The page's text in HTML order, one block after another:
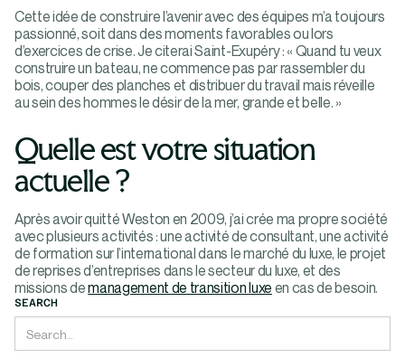
Cette idée de construire l’avenir avec des équipes m’a toujours
passionné, soit dans des moments favorables ou lors
d’exercices de crise. Je citerai Saint-Exupéry : « Quand tu veux
construire un bateau, ne commence pas par rassembler du
bois, couper des planches et distribuer du travail mais réveille
au sein des hommes le désir de la mer, grande et belle. »
Quelle est votre situation
actuelle ?
Après avoir quitté Weston en 2009, j’ai crée ma propre société
avec plusieurs activités : une activité de consultant, une activité
de formation sur l’international dans le marché du luxe, le projet
de reprises d’entreprises dans le secteur du luxe, et des
missions demanagement de transition luxe en cas de besoin.
SEARCH